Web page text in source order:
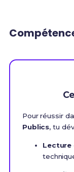
Pour réussir
Publics, tu
Lecture